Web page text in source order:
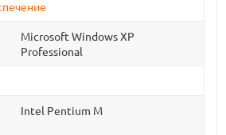
Microsoft Windows XP
Professional
Intel Pentium M